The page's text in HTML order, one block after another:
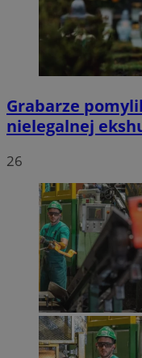
Grabarze
nielegalnej
26